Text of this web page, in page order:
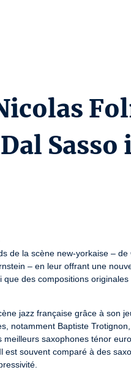
de la scène new-yorkaise –
– en leur offrant une
des compositions
jazz française grâce à son
notamment Baptiste
saxophones ténor
est souvent comparé à des